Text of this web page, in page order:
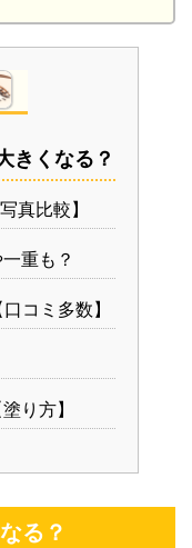
きくなる？
真比較】
重も？
コミ多数】
り方】
る？